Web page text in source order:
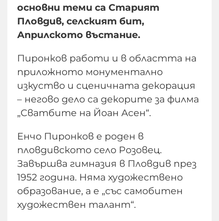
основни теми са Старият
Пловдив, селският бит,
Априлското въстание.
Пиронков работи и в областта на
приложното монументално
изкуство и сценичната декорация
– негово дело са декорите за филма
„Сватбите на Йоан Асен“.
Енчо Пиронков е роден в
пловдивското село Розовец.
Завършва гимназия в Пловдив през
1952 година. Няма художествено
образование, а е „със самобитен
художествен талант“.